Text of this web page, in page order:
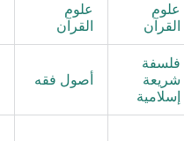
علوم
القرآن
علوم
القرآن
فلسفة
شريعة
إسلامية
أصول فقه